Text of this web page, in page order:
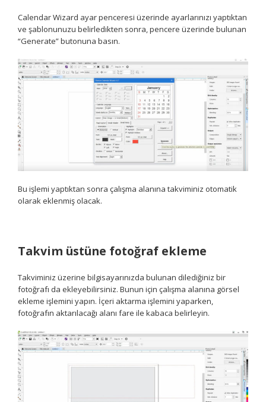
Calendar Wizard ayar penceresi üzerinde ayarlarınızı yaptıktan
ve şablonunuzu belirledikten sonra, pencere üzerinde bulunan
“Generate” butonuna basın.
Bu işlemi yaptıktan sonra çalışma alanına takviminiz otomatik
olarak eklenmiş olacak.
Takvim üstüne fotoğraf ekleme
Takviminiz üzerine bilgisayarınızda bulunan dilediğiniz bir
fotoğrafı da ekleyebilirsiniz. Bunun için çalışma alanına görsel
ekleme işlemini yapın. İçeri aktarma işlemini yaparken,
fotoğrafın aktarılacağı alanı fare ile kabaca belirleyin.